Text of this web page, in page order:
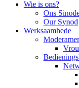
Wie is ons?
Ons
Our Synod
Werksaamhede